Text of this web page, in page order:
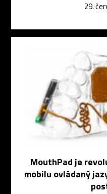
29.
MouthPad je
mobilu ovládaný